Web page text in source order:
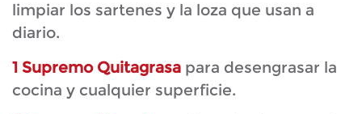
limpiar los sartenes y la loza que usan a
diario.
1 Supremo Quitagrasa para desengrasar la
cocina y cualquier superficie.